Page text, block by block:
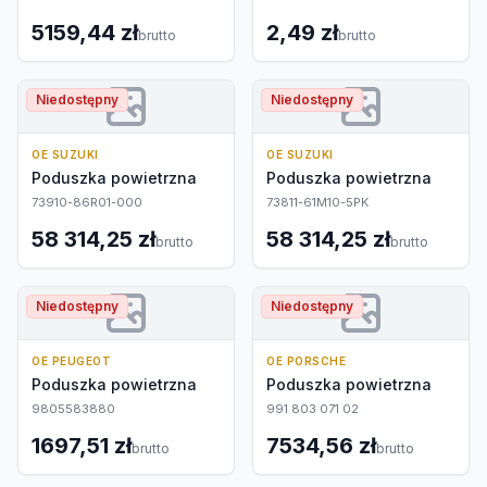
5159,44 złbrutto 2,49 złbrutto
Niedostępny
OE SUZUKI
Poduszka powietrzna
73910-86R01-000
58 314,25 złbrutto
Niedostępny
OE SUZUKI
Poduszka powietrzna
73811-61M10-5PK
58 314,25 złbrutto
Niedostępny
OE PEUGEOT
Poduszka powietrzna
9805583880
1697,51 złbrutto
Niedostępny
OE PORSCHE
Poduszka powietrzna
991 803 071 02
7534,56 złbrutto